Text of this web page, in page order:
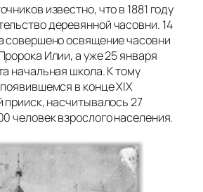
известно, что в 1881 году
деревянной часовни. 14
совершено освящение часовни
Илии, а уже 25 января
начальная школа. К тому
в конце XIX
прииск, насчитывалось 27
человек взрослого населения.